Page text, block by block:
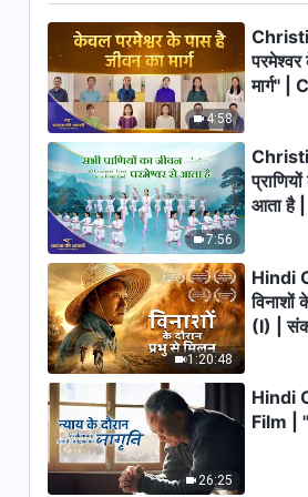
3:58
Hindi Christian
का धार्मिक स्वभाव है
3:19
Hindi Christian
मनुष्य का परिणाम इस
है कि क्या उसके पास
8:22
Hindi Christian
उद्देश्य को पूरा करने के
है
5:31
Hindi Christian
स्वीकारने वाले ही
सकते हैं
Hindi Christian
4:58
मार्ग" |
7:56
आता है
1:20:48
Hindi
विनाशों
(I) |
26:25
Hindi
Film |